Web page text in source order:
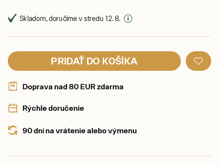
Skladom, doručíme v stredu 12. 8.
PRIDAŤ DO KOŠÍKA
Doprava nad 80 EUR zdarma
Rýchle doručenie
90 dní na vrátenie alebo výmenu